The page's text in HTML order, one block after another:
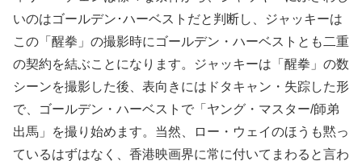
いのはゴールデン･ハーベストだと判断し、ジャッキーは
この「醒拳」の撮影時にゴールデン・ハーベストとも二重
の契約を結ぶことになります。ジャッキーは「醒拳」の数
シーンを撮影した後、表向きにはドタキャン・失踪した形
で、ゴールデン・ハーベストで「ヤング・マスター/師弟
出馬」を撮り始めます。当然、ロー・ウェイのほうも黙っ
ているはずはなく、香港映画界に常に付いてまわると言わ